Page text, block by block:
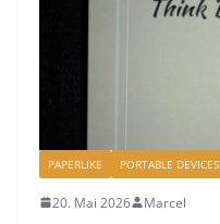
PAPERLIKE PORTABLE DEVICES
20. Mai 2026 Marcel